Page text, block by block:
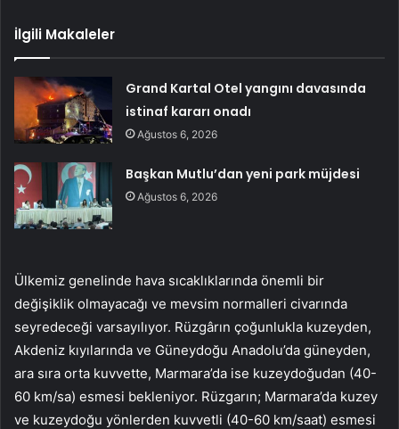
İlgili Makaleler
Grand Kartal Otel yangını davasında
istinaf kararı onadı
Ağustos 6, 2026
Başkan Mutlu’dan yeni park müjdesi
Ağustos 6, 2026
Ülkemiz genelinde hava sıcaklıklarında önemli bir
değişiklik olmayacağı ve mevsim normalleri civarında
seyredeceği varsayılıyor. Rüzgârın çoğunlukla kuzeyden,
Akdeniz kıyılarında ve Güneydoğu Anadolu’da güneyden,
ara sıra orta kuvvette, Marmara’da ise kuzeydoğudan (40-
60 km/sa) esmesi bekleniyor. Rüzgarın; Marmara’da kuzey
ve kuzeydoğu yönlerden kuvvetli (40-60 km/saat) esmesi